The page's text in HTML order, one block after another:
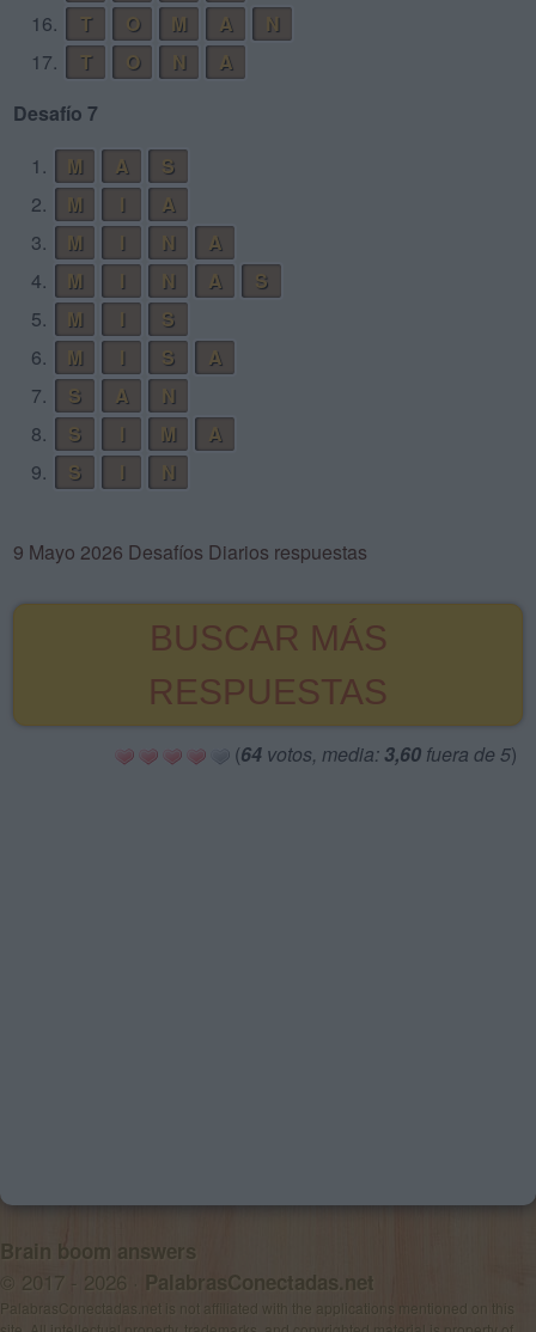
16.
T O M A
N
17.
T O N
A
Desafío 7
1.
M A
S
2.
M
A
3.
M N
A
4.
M N A
S
5.
M
S
6.
M S
A
7.
S A
N
8.
S M
A
9.
S N
9 Mayo 2026 Desafíos Diarios respuestas
BUSCAR MÁS
RESPUESTAS
(64 votos, media: 3,60 fuera de 5)
Brain boom answers
© 2017 - 2026 · PalabrasConectadas.net
PalabrasConectadas.net is not affiliated with the applications mentioned on this